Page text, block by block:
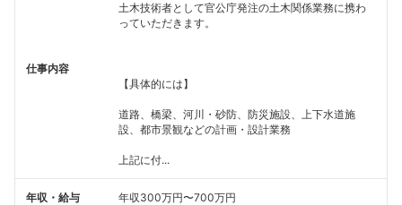
仕事内容
土木技術者として官公庁発注の土木関係業務に携わ
っていただきます。
【具体的には】
道路、橋梁、河川・砂防、防災施設、上下水道施
設、都市景観などの計画・設計業務
上記に付...
年収・給与 年収300万円〜700万円